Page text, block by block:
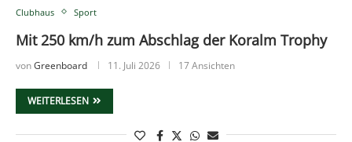
Clubhaus Sport
Mit 250 km/h zum Abschlag der Koralm Trophy
vonGreenboard 11. Juli 2026 17 Ansichten
WEITERLESEN